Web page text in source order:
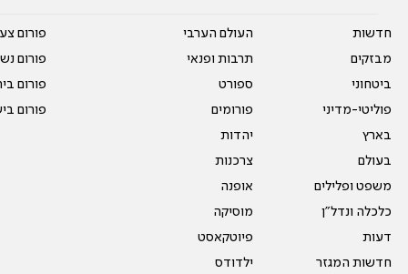
חדשות
מבזקים
ביטחוני
פוליטי-מדיני
בארץ
בעולם
משפט ופלילים
כלכלה ונדל"ן
דעות
חדשות המגזר
העולם הערבי
תרבות ופנאי
ספורט
פורומים
יהדות
צרכנות
אופנה
מוסיקה
פיוטקאסט
ילדודס
פורום
פורום
פורום
פורום